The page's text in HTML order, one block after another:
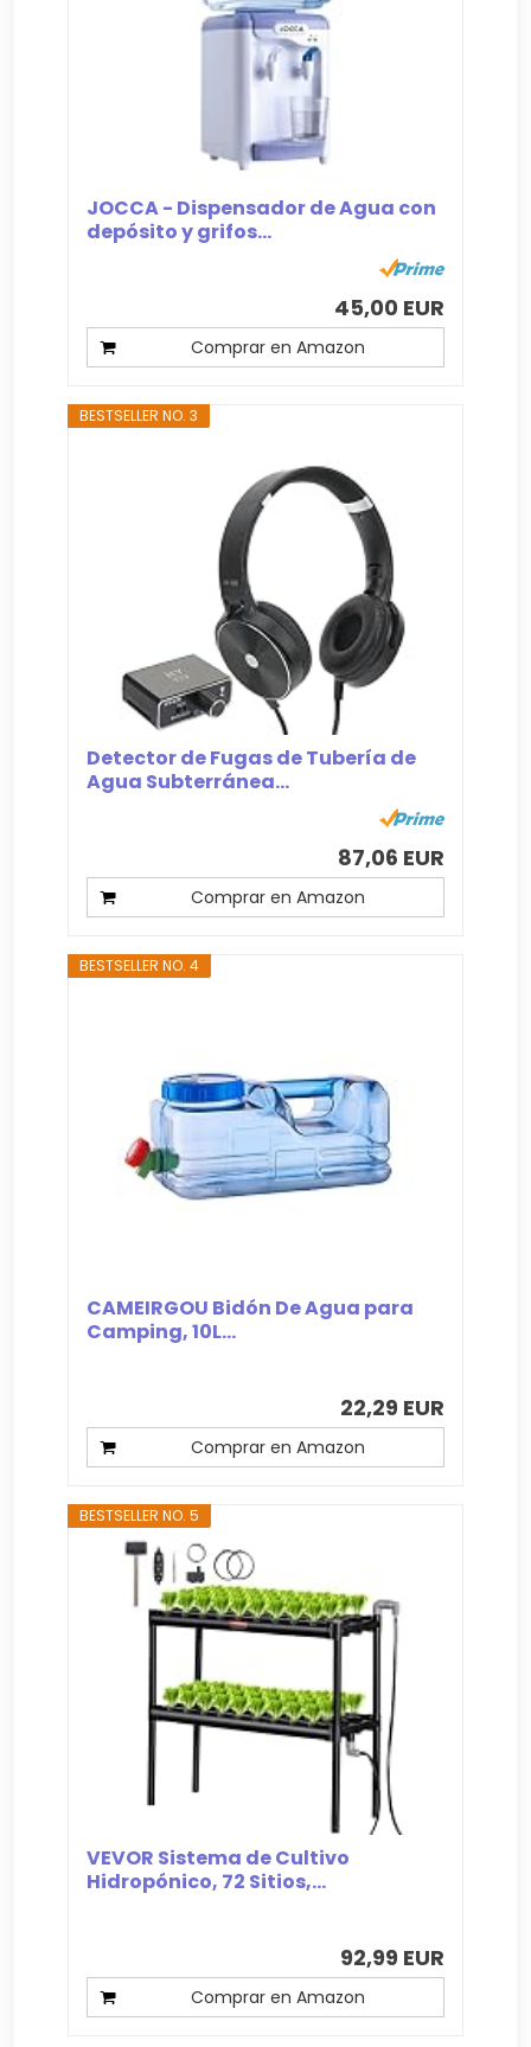
JOCCA - Dispensador de Agua con
depósito y grifos...
45,00 EUR
Comprar en Amazon
BESTSELLER NO. 3
Detector de Fugas de Tubería de
Agua Subterránea...
87,06 EUR
Comprar en Amazon
BESTSELLER NO. 4
CAMEIRGOU Bidón De Agua para
Camping, 10L...
22,29 EUR
Comprar en Amazon
BESTSELLER NO. 5
VEVOR Sistema de Cultivo
Hidropónico, 72 Sitios,...
92,99 EUR
Comprar en Amazon